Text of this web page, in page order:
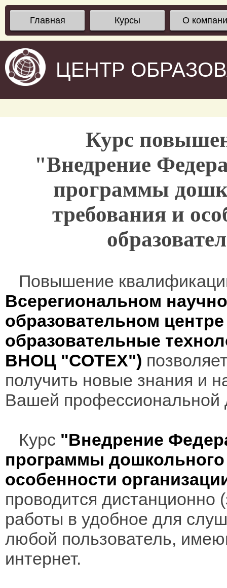
Главная Курсы О
ЦЕНТР
Курс
"Внедрение
программы
требования и
Повышение
Всерегиональном
образовательном
образовательные
ВНОЦ "СОТЕХ")
получить новые знания и
Вашей профессиональной
Курс "Внедрение
программы
особенности
проводится дистанционно
работы в удобное для
любой пользователь,
интернет.